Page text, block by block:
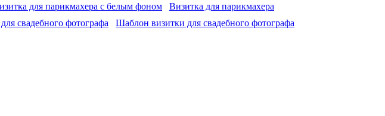
Визитка для парикмахера
Шаблон визитки для свадебного фотографа